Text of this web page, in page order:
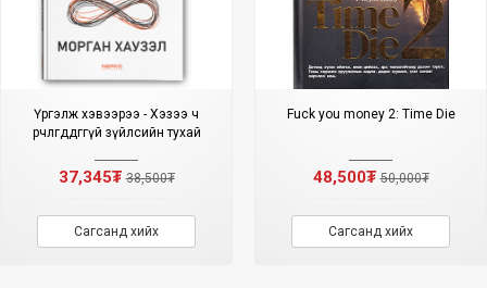
Үргэлж хэвээрээ - Хэзээ ч
өөрчлөгддөггүй зүйлсийн тухай
37,345₮38,500₮
Сагсанд хийх
Fuck you money 2: Time Die
48,500₮50,000₮
Сагсанд хийх